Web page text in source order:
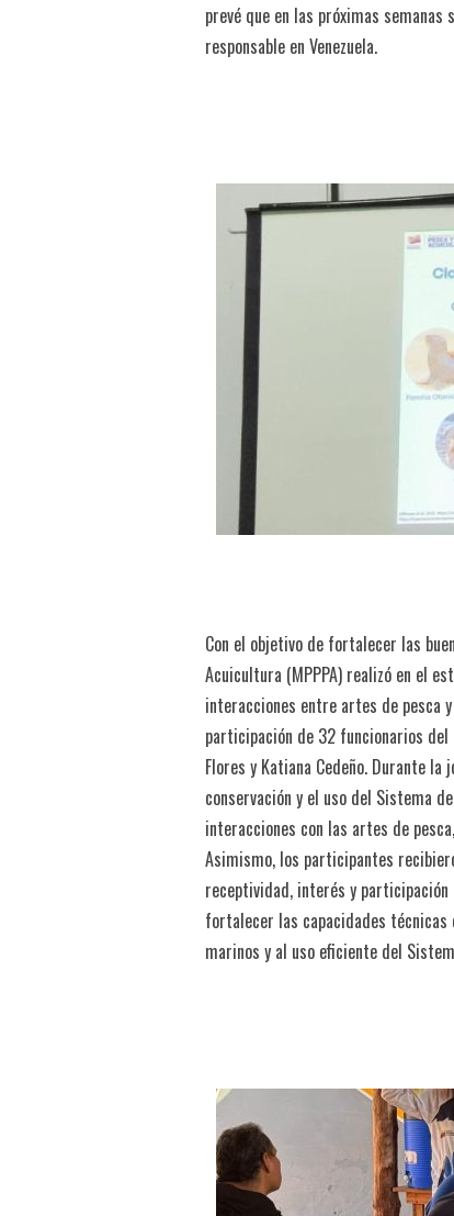
prevé que en las próximas
responsable en Venezuela.
Con el objetivo de fortalecer las
Acuicultura (MPPPA) realizó en el
interacciones entre artes de pesca y
participación de 32 funcionarios del
Flores y Katiana Cedeño. Durante
conservación y el uso del Sistema
interacciones con las artes de
Asimismo, los participantes
receptividad, interés y participación
fortalecer las capacidades técnicas
marinos y al uso eficiente del